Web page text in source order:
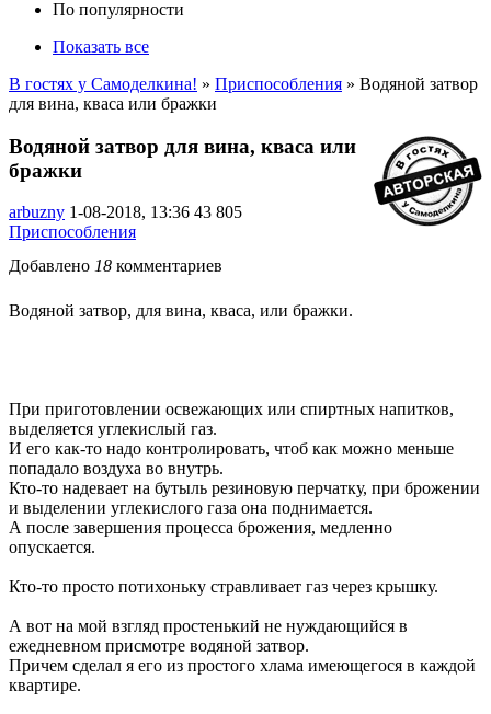
По популярности
Показать все
В гостях у Самоделкина! » Приспособления » Водяной затвор
для вина, кваса или бражки
Водяной затвор для вина, кваса или
бражки
arbuzny 1-08-2018, 13:36 43 805
Приспособления
Добавлено 18 комментариев
Водяной затвор, для вина, кваса, или бражки.
При приготовлении освежающих или спиртных напитков,
выделяется углекислый газ.
И его как-то надо контролировать, чтоб как можно меньше
попадало воздуха во внутрь.
Кто-то надевает на бутыль резиновую перчатку, при брожении
и выделении углекислого газа она поднимается.
А после завершения процесса брожения, медленно
опускается.
Кто-то просто потихоньку стравливает газ через крышку.
А вот на мой взгляд простенький не нуждающийся в
ежедневном присмотре водяной затвор.
Причем сделал я его из простого хлама имеющегося в каждой
квартире.